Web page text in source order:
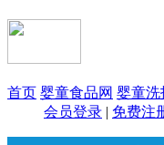
首页 婴童食品网 婴童洗
会员登录 | 免费注